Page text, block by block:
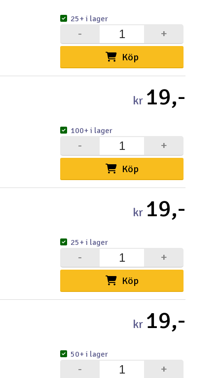
Köp
+
-
25+ i lager
kr 19,-
Köp
+
-
100+ i lager
kr 19,-
Köp
+
-
25+ i lager
kr 19,-
+
-
50+ i lager